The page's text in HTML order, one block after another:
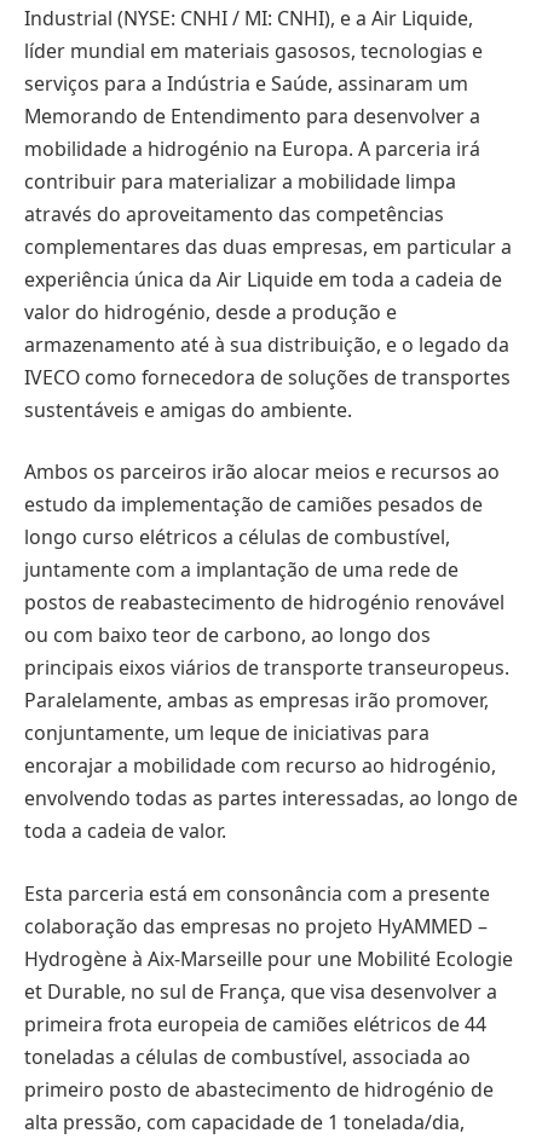
Industrial (NYSE: CNHI / MI: CNHI), e a Air Liquide,
líder mundial em materiais gasosos, tecnologias e
serviços para a Indústria e Saúde, assinaram um
Memorando de Entendimento para desenvolver a
mobilidade a hidrogénio na Europa. A parceria irá
contribuir para materializar a mobilidade limpa
através do aproveitamento das competências
complementares das duas empresas, em particular a
experiência única da Air Liquide em toda a cadeia de
valor do hidrogénio, desde a produção e
armazenamento até à sua distribuição, e o legado da
IVECO como fornecedora de soluções de transportes
sustentáveis e amigas do ambiente.
Ambos os parceiros irão alocar meios e recursos ao
estudo da implementação de camiões pesados de
longo curso elétricos a células de combustível,
juntamente com a implantação de uma rede de
postos de reabastecimento de hidrogénio renovável
ou com baixo teor de carbono, ao longo dos
principais eixos viários de transporte transeuropeus.
Paralelamente, ambas as empresas irão promover,
conjuntamente, um leque de iniciativas para
encorajar a mobilidade com recurso ao hidrogénio,
envolvendo todas as partes interessadas, ao longo de
toda a cadeia de valor.
Esta parceria está em consonância com a presente
colaboração das empresas no projeto HyAMMED –
Hydrogène à Aix-Marseille pour une Mobilité Ecologie
et Durable, no sul de França, que visa desenvolver a
primeira frota europeia de camiões elétricos de 44
toneladas a células de combustível, associada ao
primeiro posto de abastecimento de hidrogénio de
alta pressão, com capacidade de 1 tonelada/dia,